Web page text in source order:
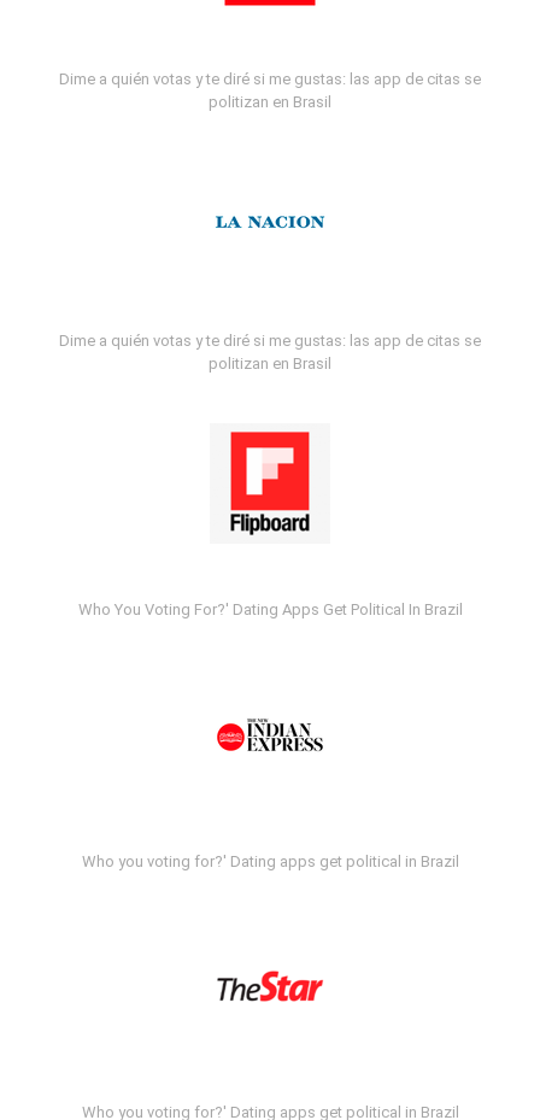
Dime a quién votas y te diré si me gustas: las app de citas se
politizan en Brasil
Dime a quién votas y te diré si me gustas: las app de citas se
politizan en Brasil
Who You Voting For?' Dating Apps Get Political In Brazil
Who you voting for?' Dating apps get political in Brazil
Who you voting for?' Dating apps get political in Brazil